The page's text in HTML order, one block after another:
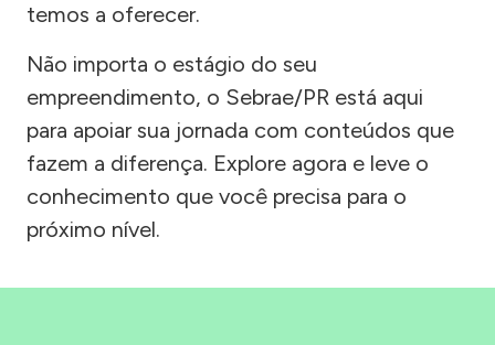
temos a oferecer.
Não importa o estágio do seu
empreendimento, o Sebrae/PR está aqui
para apoiar sua jornada com conteúdos que
fazem a diferença. Explore agora e leve o
conhecimento que você precisa para o
próximo nível.